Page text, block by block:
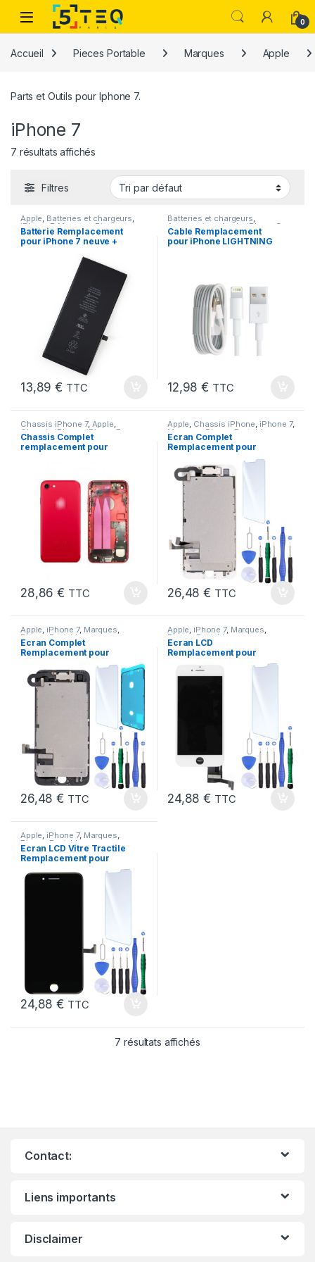
Passer à la navigation
Aller au contenu
0
Accueil Pieces Portable Marques Apple
Parts et Outils pour Iphone 7.
iPhone 7
7 résultats affichés
Filtres
Apple, Batteries et chargeurs,
iPhone 7, Marques Pieces
Portable
Batterie Remplacement
pour iPhone 7 neuve +
13,89€ TTC
Batteries et chargeurs,
Accessoires ,Apple iPhone 5
iPhone 5 SE (1er Gen),iPhone
5C,iPhone 5s ,iPhone 6, iPhone
6 Plus
Cable Remplacement
pour iPhone LIGHTNING
12,98€ TTC
Chassis iPhone 7, Apple,
Chassis iPhone , iPhone 7,
Marques,Pieces Portable
Chassis Complet
remplacement pour
28,86€ TTC
Apple, Chassis iPhone, iPhone 7,
Marques Pieces Portable
Ecran Complet
Remplacement pour
Chassis +Verre Trempe
+Outils
26,48€ TTC
Apple, iPhone 7, Marques,
Pieces Portable
Ecran Complet
Remplacement pour
+Verre Trempe + Outils
26,48€ TTC
Apple, iPhone 7, Marques,
Pieces Portable
Ecran LCD
Remplacement pour
iPhone 7 Blanc +Verre
Trempe +Kit
24,88€ TTC
Apple, iPhone 7, Marques,
Pieces Portable
Ecran LCD Vitre Tractile
Remplacement pour
24,88€ TTC
7 résultats affichés
Contact:
Liens importants
Disclaimer